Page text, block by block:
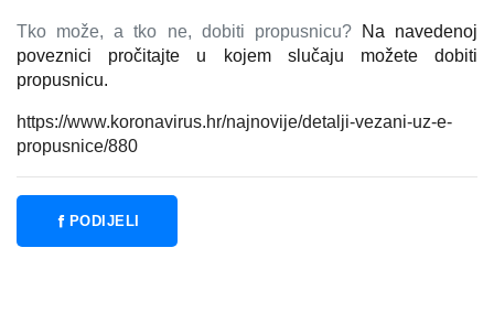
Tko može, a tko ne, dobiti propusnicu?
Na navedenoj
poveznici pročitajte u kojem slučaju možete dobiti
propusnicu.
https://www.koronavirus.hr/najnovije/detalji-vezani-uz-e-
propusnice/880
PODIJELI